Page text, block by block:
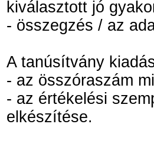
kiválasztott jó
- összegzés / az
A tanúsítvány
- az összóraszám
- az értékelési
elkészítése.